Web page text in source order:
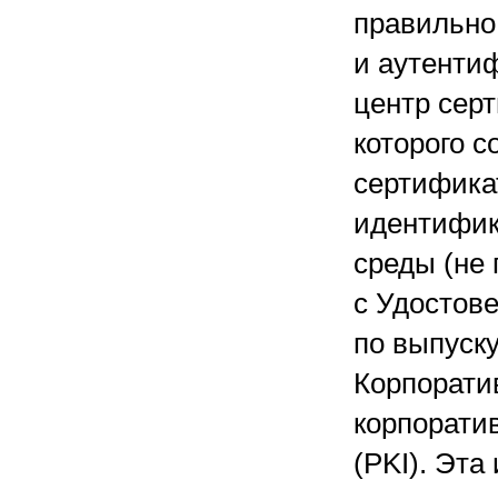
и
центр
которого
среды (не
с
по
(PKI). Эта